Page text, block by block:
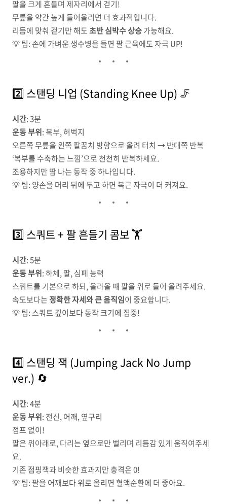
팔을 크게 흔들며 제자리에서 걷기!
무릎을 약간 높게 들어올리면 더 효과적입니다.
리듬에 맞춰 걷기만 해도초반 심박수 상승가능해요.
💡 팁: 손에 가벼운 생수병을 들면 팔 근육에도 자극 UP!
2️⃣ 스탠딩 니업 (Standing Knee Up) 🦵
시간: 3분
운동 부위: 복부, 허벅지
오른쪽 무릎을 왼쪽 팔꿈치 방향으로 올려 터치 → 반대쪽 반복
‘복부를 수축하는 느낌’으로 천천히 반복하세요.
조용하지만 땀 나는 동작 중 하나입니다.
💡 팁: 양손을 머리 뒤에 두고 하면 복근 자극이 더 커져요.
3️⃣ 스쿼트 + 팔 흔들기 콤보 🏋️
시간: 5분
운동 부위: 하체, 팔, 심폐 능력
스쿼트를 기본으로 하되, 올라올 때 팔을 위로 들어 올려주세요.
속도보다는 정확한 자세와 큰 움직임이 중요합니다.
💡 팁: 스쿼트 깊이보다 동작 크기에 집중!
4️⃣ 스탠딩 잭 (Jumping Jack No Jump
ver.) 🔄
시간: 4분
운동 부위: 전신, 어깨, 옆구리
점프 없이!
팔은 위아래로, 다리는 옆으로만 벌리며 리듬감 있게 움직여주세
요.
기존 점핑잭과 비슷한 효과지만 충격은 0!
💡 팁: 팔을 어깨보다 위로 올리면 혈액순환에 더 좋아요.